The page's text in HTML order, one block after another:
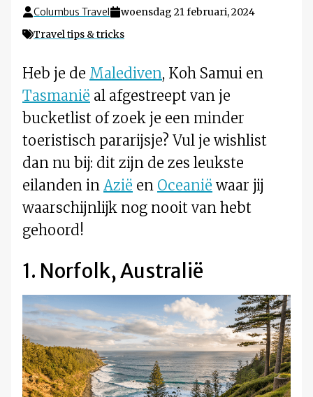
Columbus Travel
woensdag 21 februari, 2024
Travel tips & tricks
Heb je de Malediven, Koh Samui en
Tasmanië al afgestreept van je
bucketlist of zoek je een minder
toeristisch pararijsje? Vul je wishlist
dan nu bij: dit zijn de zes leukste
eilanden in Azië en Oceanië waar jij
waarschijnlijk nog nooit van hebt
gehoord!
1. Norfolk, Australië